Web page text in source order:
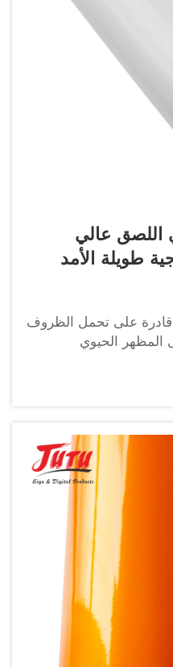
اللصق عالي
طويلة الأمد
قادرة على تحمل الظروف
المظهر الحيوي
وقد أصبح الفينيل
للشركات التي تبحث عن